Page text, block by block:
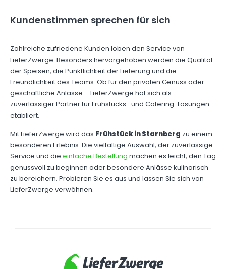
Kundenstimmen sprechen für sich
Zahlreiche zufriedene Kunden loben den Service von
LieferZwerge. Besonders hervorgehoben werden die Qualität
der Speisen, die Pünktlichkeit der Lieferung und die
Freundlichkeit des Teams. Ob für den privaten Genuss oder
geschäftliche Anlässe – LieferZwerge hat sich als
zuverlässiger Partner für Frühstücks- und Catering-Lösungen
etabliert.
Mit LieferZwerge wird das Frühstück in Starnberg zu einem
besonderen Erlebnis. Die vielfältige Auswahl, der zuverlässige
Service und die einfache Bestellung machen es leicht, den Tag
genussvoll zu beginnen oder besondere Anlässe kulinarisch
zu bereichern. Probieren Sie es aus und lassen Sie sich von
LieferZwerge verwöhnen.